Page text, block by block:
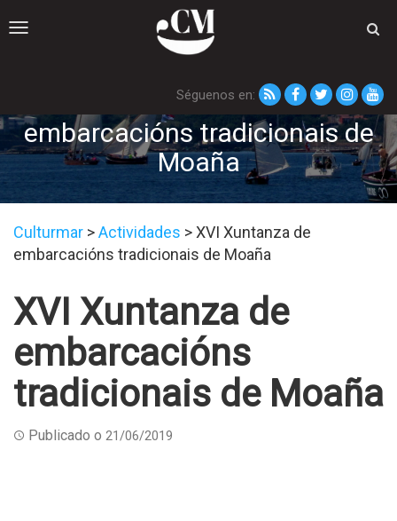
Toggle
Séguenos en:
XVI Xuntanza de
embarcacións tradicionais de
Moaña
Culturmar >Actividades >XVI Xuntanza de
embarcacións tradicionais de Moaña
XVI Xuntanza de
embarcacións
tradicionais de Moaña
Publicado o 21/06/2019